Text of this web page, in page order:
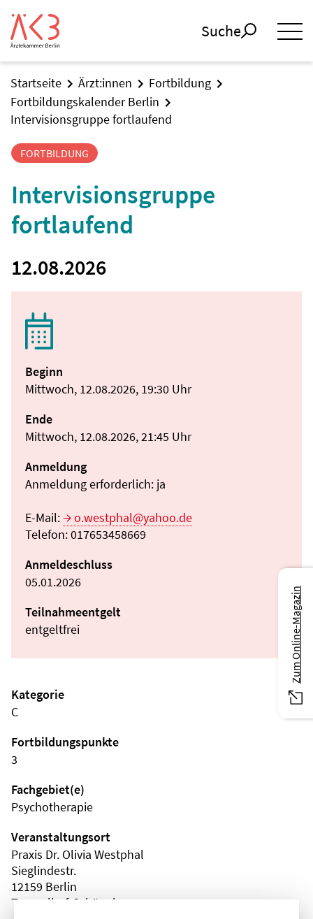
Suche
Startseite Ärzt:innen
Fortbildung
Fortbildungskalender Berlin
Intervisionsgruppe fortlaufend
FORTBILDUNG
Intervisionsgruppe
fortlaufend
12.08.2026
Beginn
Mittwoch, 12.08.2026, 19:30 Uhr
Ende
Mittwoch, 12.08.2026, 21:45 Uhr
Anmeldung
Anmeldung erforderlich: ja
E-Mail:
o.westphal@yahoo.de
Telefon: 017653458669
Anmeldeschluss
05.01.2026
Teilnahmeentgelt
entgeltfrei
Kategorie
C
Fortbildungspunkte
3
Fachgebiet(e)
Psychotherapie
Veranstaltungsort
Praxis Dr. Olivia Westphal
Sieglindestr.
12159 Berlin
Tempelhof-Schöneberg
Zum Online-Magazin